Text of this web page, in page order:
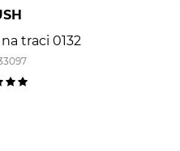
traci 0132